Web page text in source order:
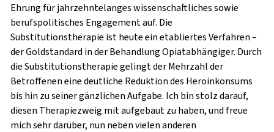
Ehrung für jahrzehntelanges wissenschaftliches sowie
berufspolitisches Engagement auf. Die
Substitutionstherapie ist heute ein etabliertes Verfahren –
der Goldstandard in der Behandlung Opiatabhängiger. Durch
die Substitutionstherapie gelingt der Mehrzahl der
Betroffenen eine deutliche Reduktion des Heroinkonsums
bis hin zu seiner gänzlichen Aufgabe. Ich bin stolz darauf,
diesen Therapiezweig mit aufgebaut zu haben, und freue
mich sehr darüber, nun neben vielen anderen